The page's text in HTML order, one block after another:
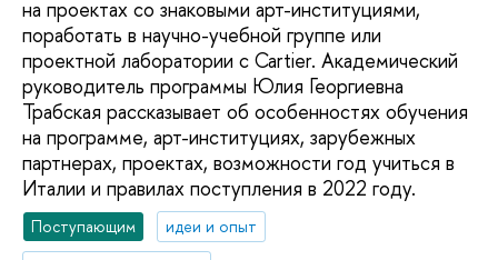
на проектах со знаковыми арт-институциями,
поработать в научно-учебной группе или
проектной лаборатории с Cartier. Академический
руководитель программы Юлия Георгиевна
Трабская рассказывает об особенностях обучения
на программе, арт-институциях, зарубежных
партнерах, проектах, возможности год учиться в
Италии и правилах поступления в 2022 году.
Поступающим
идеи и опыт